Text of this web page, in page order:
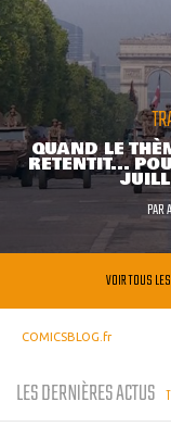
QUAND LE
RETENTIT...
PAR
VOIR TOUS
COMICSBLOG.fr
LES DERNIÈRES ACTUS